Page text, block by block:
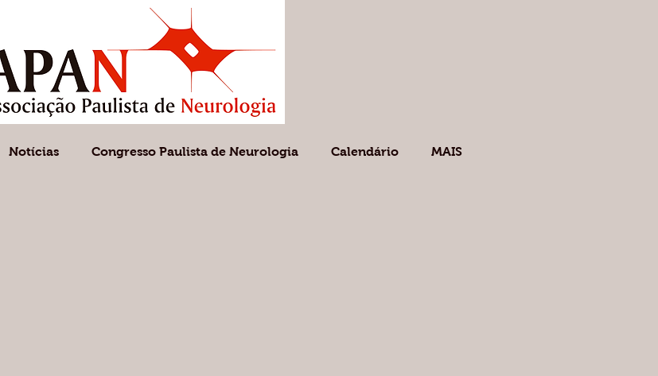
Notícias Congresso Paulista de Neurologia Calendário MAIS